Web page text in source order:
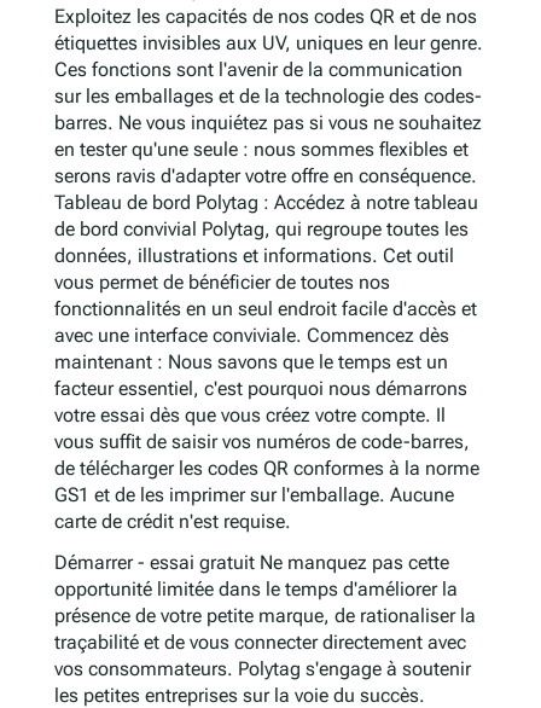
Exploitez les capacités de nos codes QR et de nos
étiquettes invisibles aux UV, uniques en leur genre.
Ces fonctions sont l'avenir de la communication
sur les emballages et de la technologie des codes-
barres. Ne vous inquiétez pas si vous ne souhaitez
en tester qu'une seule : nous sommes flexibles et
serons ravis d'adapter votre offre en conséquence.
Tableau de bord Polytag : Accédez à notre tableau
de bord convivial Polytag, qui regroupe toutes les
données, illustrations et informations. Cet outil
vous permet de bénéficier de toutes nos
fonctionnalités en un seul endroit facile d'accès et
avec une interface conviviale. Commencez dès
maintenant : Nous savons que le temps est un
facteur essentiel, c'est pourquoi nous démarrons
votre essai dès que vous créez votre compte. Il
vous suffit de saisir vos numéros de code-barres,
de télécharger les codes QR conformes à la norme
GS1 et de les imprimer sur l'emballage. Aucune
carte de crédit n'est requise.
Démarrer - essai gratuit Ne manquez pas cette
opportunité limitée dans le temps d'améliorer la
présence de votre petite marque, de rationaliser la
traçabilité et de vous connecter directement avec
vos consommateurs. Polytag s'engage à soutenir
les petites entreprises sur la voie du succès.